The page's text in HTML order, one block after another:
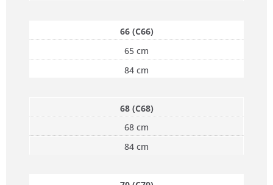
66 (C66)
65 cm
84 cm
68 (C68)
68 cm
84 cm